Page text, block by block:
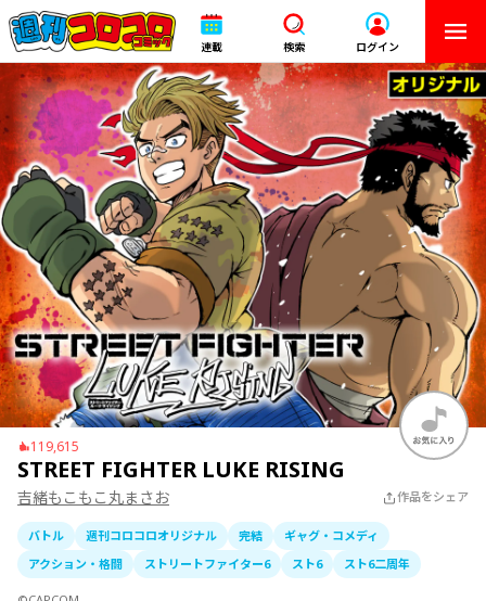
連載 検索 ログイン
119,615
STREET FIGHTER LUKE RISING
吉緒もこもこ丸まさお 作品をシェア
バトル 週刊コロコロオリジナル 完結
ギャグ・コメディ
アクション・格闘
ストリートファイター6 スト6 スト6二周年